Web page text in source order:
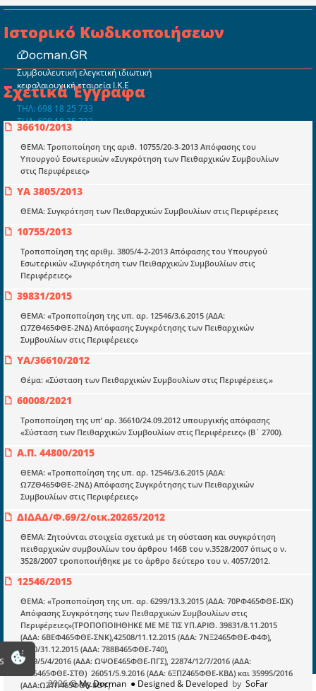
Ιστορικό Κωδικοποιήσεων
Σχετικά Έγγραφα
36610/2013
ΘΕΜΑ: Τροποποίηση της αριθ. 10755/20-3-2013 Απόφασης του
Υπουργού Εσωτερικών «Συγκρότηση των Πειθαρχικών Συμβουλίων
στις Περιφέρειες»
ΥΑ 3805/2013
ΘΕΜΑ: Συγκρότηση των Πειθαρχικών Συμβουλίων στις Περιφέρειες
10755/2013
Tροποποίηση της αριθµ. 3805/4-2-2013 Απόφασης του Υπουργού
Εσωτερικών «Συγκρότηση των Πειθαρχικών Συμβουλίων στις
Περιφέρειες»
39831/2015
ΘΕΜΑ: «Τροποποίηση της υπ. αρ. 12546/3.6.2015 (ΑΔΑ:
Ω7ΖΘ465ΦΘΕ-2ΝΔ) Απόφασης Συγκρότησης των Πειθαρχικών
Συμβουλίων στις Περιφέρειες»
YA/36610/2012
Θέμα: «Σύσταση των Πειθαρχικών Συμβουλίων στις Περιφέρειες.»
60008/2021
Τροποποίηση της υπ’ αρ. 36610/24.09.2012 υπουργικής απόφασης
«Σύσταση των Πειθαρχικών Συμβουλίων στις Περιφέρειες» (Β΄ 2700).
Α.Π. 44800/2015
ΘΕΜΑ: «Τροποποίηση της υπ. αρ. 12546/3.6.2015 (ΑΔΑ:
Ω7ΖΘ465ΦΘΕ-2ΝΔ) Απόφασης Συγκρότησης των Πειθαρχικών
Συμβουλίων στις Περιφέρειες»
ΔΙΔΑΔ/Φ.69/2/οικ.20265/2012
ΘΕΜΑ: Ζητούνται στοιχεία σχετικά με τη σύσταση και συγκρότηση
πειθαρχικών συμβουλίων του άρθρου 146Β του ν.3528/2007 όπως ο ν.
3528/2007 τροποποιήθηκε με το άρθρο δεύτερο του ν. 4057/2012.
12546/2015
ΘΕΜΑ: «Τροποποίηση της υπ. αρ. 6299/13.3.2015 (ΑΔΑ: 70ΡΦ465ΦΘΕ-ΙΣΚ)
Απόφασης Συγκρότησης των Πειθαρχικών Συμβουλίων στις
Περιφέρειες»(ΤΡΟΠΟΠΟΙΗΘΗΚΕ ΜΕ ΜΕ ΤΙΣ ΥΠ.ΑΡΙΘ. 39831/8.11.2015
(ΑΔΑ: 6ΒΕΦ465ΦΘΕ-ΣΝΚ),42508/11.12.2015 (ΑΔΑ: 7ΝΞ2465ΦΘΕ-Φ4Φ),
4800/31.12.2015 (ΑΔΑ: 788Β465ΦΘΕ-740),
8979/5/4/2016 (ΑΔΑ: ΩΨΟΕ465ΦΘΕ-ΠΓΣ), 22874/12/7/2016 (ΑΔΑ:
7666465ΦΘΕ-ΣΤΘ) 26051/5.9.2016 (ΑΔΑ: 6ΞΠΖ465ΦΘΕ-ΚΒΔ) και 35995/2016
(ΑΔΑ:ΩΖΤΠ465ΦΘΕ-8ΘΥ)
Συμβουλευτική ελεγκτική ιδιωτική
κεφαλαιουχική εταιρεία Ι.Κ.Ε
ΤΗΛ: 698 18 25 733
ΤΗΛ: 698 18 25 732
mydocmangr@gmail.com
Docman.gr
Ποιοί είμαστε;
Μια πολυετής εθελοντική προσπάθεια που
μετατράπηκε σε επιχειρηματική οντότητα και φιλοδοξεί να συμβάλλει
στην διάδοση της γνώσης.
Ενότητες
Επικαιρότητα
E-book
Οδηγοί εκκαθάρισης
Νόμοι και προεδρικά διατάγματα
Υπουργικές αποφάσεις
Νομολογία και Γνωμοδοτήσεις ΝΣΚ
Πληροφορίες
Εγγραφή
Οδηγίες Εγγραφής
Βοηθός Αναζήτησης
Οροι χρησης ιστοτοπου
2026© My Docman ● Designed & Developed by SoFar